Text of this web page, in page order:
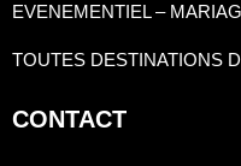
EVENEMENTIEL –
TOUTES DESTINATIONS
CONTACT